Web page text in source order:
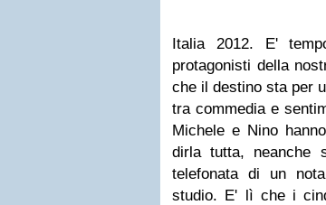
Italia 2012. E'
protagonisti della
che il destino sta per
tra commedia e
Michele e Nino
dirla tutta, neanche
telefonata di un
studio. E' lì che i